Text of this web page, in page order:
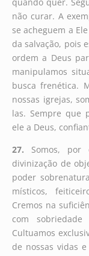
não curar. A
se acheguem a
da salvação, pois
ordem a Deus
manipulamos
busca frenética.
nossas igrejas,
las. Sempre que
ele a Deus,
27. Somos, por
divinização de
poder
místicos,
Cremos na
com
Cultuamos
de nossas vidas